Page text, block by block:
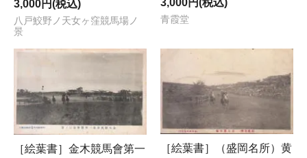
3,000円(税込)
八戸鮫野ノ天女ヶ窪競馬場ノ
景
3,000円(税込)
青霞堂
［絵葉書］金木競馬會第一
［絵葉書］（盛岡名所）黄